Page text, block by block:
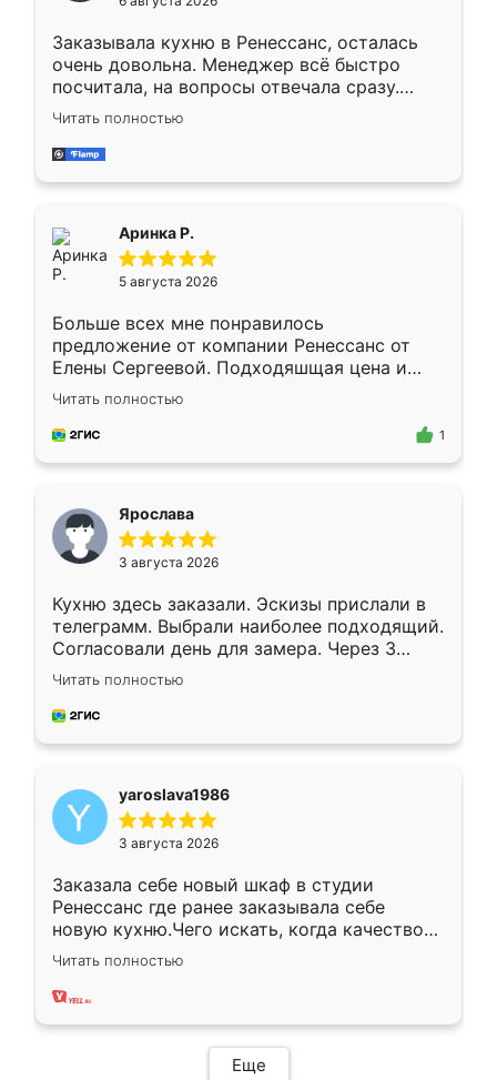
мебели буду заказывать только здесь.
Заказывала кухню в Ренессанс, осталась
очень довольна. Менеджер всё быстро
посчитала, на вопросы отвечала сразу.
Замерщик приехал в субботу, подошёл к
делу со всей ответственностью. Собрали
за день, ребята работали аккуратно, даже
Читать полностью
Аринка Р.
5 августа 2026
Больше всех мне понравилось
предложение от компании Ренессанс от
Елены Сергеевой. Подходяшщая цена и
короткие сроки изготовления. Приехавший
для замера сотрудник Владислав
предложил по моему эскизу самый
Читать полностью
1
Ярослава
3 августа 2026
Кухню здесь заказали. Эскизы прислали в
телеграмм. Выбрали наиболее подходящий.
Согласовали день для замера. Через 3
недели кухня была уже готова. Остались
довольны работой. Спасибо Ренессанс
мебель за качественную работу!
Читать полностью
yaroslava1986
3 августа 2026
Заказала себе новый шкаф в студии
Ренессанс где ранее заказывала себе
новую кухню.Чего искать, когда качеством
вполне довольна. Служит кухня уже почти
два года, нареканий нет.
Читать полностью
Еще